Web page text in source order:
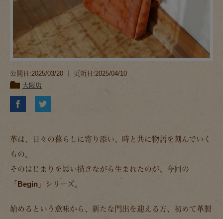
公開日:2025/03/20 ｜ 更新日:2025/04/10
大阪店
革は、日々の暮らしに寄り添い、時と共に物語を刻んでいく
もの。
そのはじまりを思い描きながら生まれたのが、今回の
「Begin」
シリーズ。
始めるという意味から、新たな門出を迎える方、初めて革製